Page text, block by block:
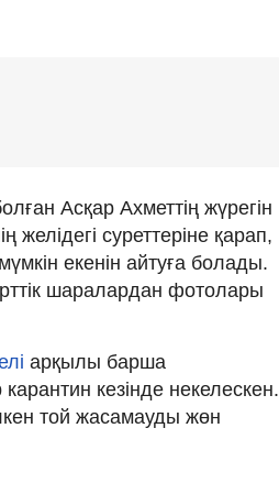
Асқар Ахметтің жүрегін
суреттеріне қарап,
екенін айтуға болады.
шаралардан фотолары
арқылы барша
кезінде некелескен.
той жасамауды жөн